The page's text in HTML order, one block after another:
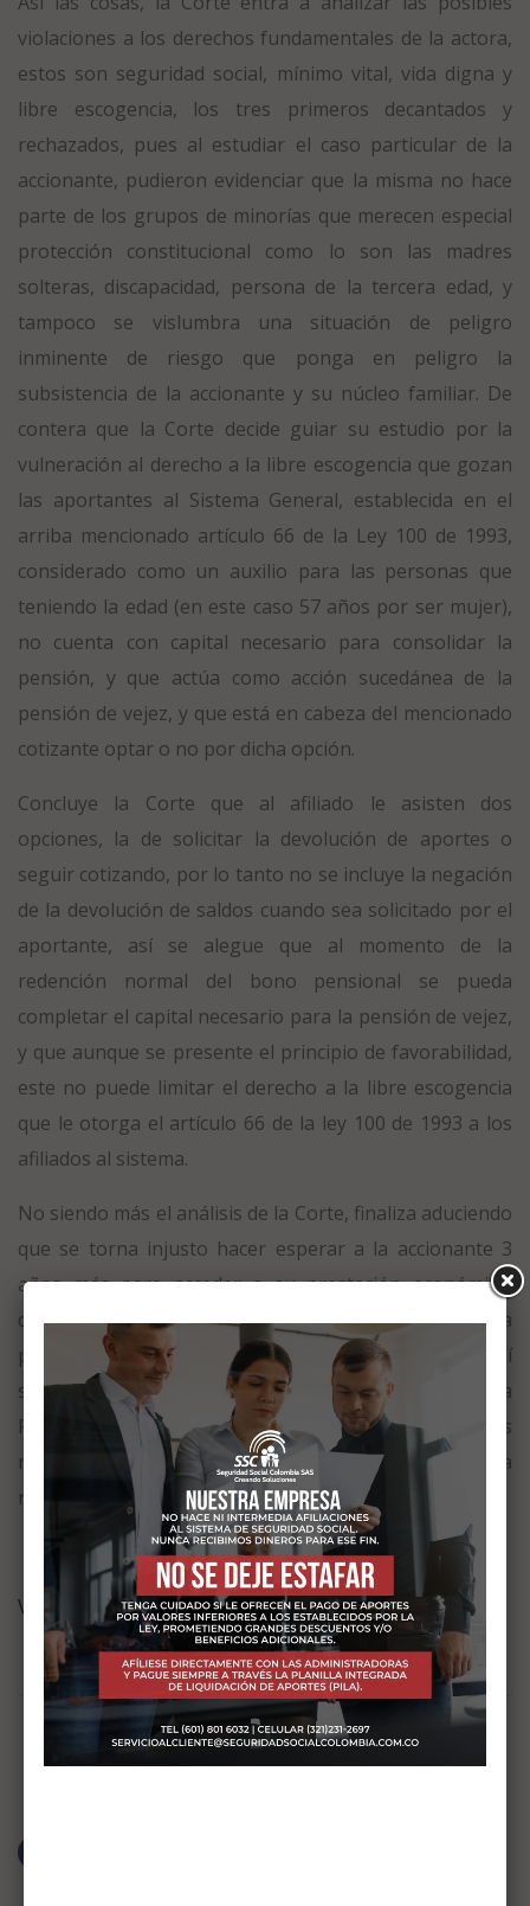
violaciones a los derechos fundamentales de la actora,
estos son seguridad social, mínimo vital, vida digna y
libre escogencia, los tres primeros decantados y
rechazados, pues al estudiar el caso particular de la
accionante, pudieron evidenciar que la misma no hace
parte de los grupos de minorías que merecen especial
protección constitucional como lo son las madres
solteras, discapacidad, persona de la tercera edad, y
tampoco se vislumbra una situación de peligro
inminente de riesgo que ponga en peligro la
subsistencia de la accionante y su núcleo familiar. De
contera que la Corte decide guiar su estudio por la
vulneración al derecho a la libre escogencia que gozan
las aportantes al Sistema General, establecida en el
arriba mencionado artículo 66 de la Ley 100 de 1993,
considerado como un auxilio para las personas que
teniendo la edad (en este caso 57 años por ser mujer),
no cuenta con capital necesario para consolidar la
pensión, y que actúa como acción sucedánea de la
pensión de vejez, y que está en cabeza del mencionado
cotizante optar o no por dicha opción.
Concluye la Corte que al afiliado le asisten dos
opciones, la de solicitar la devolución de aportes o
seguir cotizando, por lo tanto no se incluye la negación
de la devolución de saldos cuando sea solicitado por el
aportante, así se alegue que al momento de la
redención normal del bono pensional se pueda
completar el capital necesario para la pensión de vejez,
y que aunque se presente el principio de favorabilidad,
este no puede limitar el derecho a la libre escogencia
que le otorga el artículo 66 de la ley 100 de 1993 a los
afiliados al sistema.
No siendo más el análisis de la Corte, finaliza aduciendo
que se torna injusto hacer esperar a la accionante 3
años más para acceder a su prestación económica,
cuando en el momento de la necesidad cuenta con la
posibilidad de la devolución de los aportes para así
satisfacer sus necesidades, y por consiguiente ordena a
PORVENIR realizar la devolución de los aportes
realizados por la accionante y a la OPB a pagar la
redención anticipada del bono pensional.
Ver Sentencia >>